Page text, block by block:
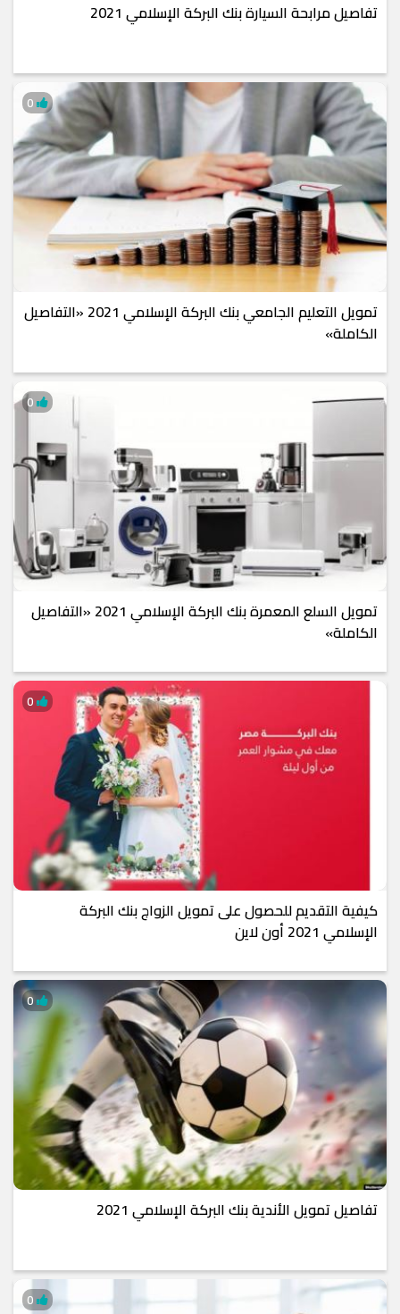
تفاصيل مرابحة السيارة بنك البركة الإسلامي 2021
تمويل التعليم الجامعي بنك البركة الإسلامي 2021 «التفاصيل
الكاملة»
تمويل السلع المعمرة بنك البركة الإسلامي 2021 «التفاصيل
الكاملة»
كيفية التقديم للحصول على تمويل الزواج بنك البركة
الإسلامي 2021 أون لاين
تفاصيل تمويل الأندية بنك البركة الإسلامي 2021
0